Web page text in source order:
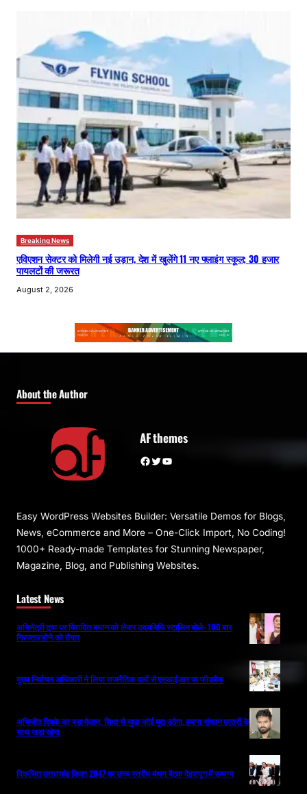
Breaking News
एविएशन सेक्टर को मिलेगी नई उड़ान, देश में खुलेंगे 11 नए फ्लाइंग स्कूल; 30 हजार
पायलटों की जरूरत
August 2, 2026
About the Author
AF themes
Facebook Twitter YouTube
Easy WordPress Websites Builder: Versatile Demos for Blogs,
News, eCommerce and More – One-Click Import, No Coding!
1000+ Ready-made Templates for Stunning Newspaper,
Magazine, Blog, and Publishing Websites.
Latest News
अभिनेत्री तृषा पर विवादित बयान को लेकर उदयनिधि स्टालिन बोले- 100 बार
गिरफ्तार होने को तैयार
मुख्य निर्वाचन अधिकारी ने लिया राजनैतिक दलों से एसआईआर पर फीडबैक
अभिजीत दिपके का बड़ा ऐलान, शिक्षा से जुड़ा कोई मुद्दा उठेगा, हमारा संगठन छात्रों के
साथ खड़ा रहेगा
विकसित उत्तराखंड विजन 2047 पर उच्च स्तरीय मंथन बैठक देहरादून में सम्पन्न